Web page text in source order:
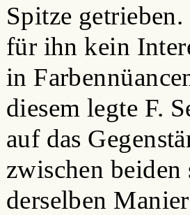
Spitze
für ihn kein
in
diesem legte F.
auf das
zwischen
derselben